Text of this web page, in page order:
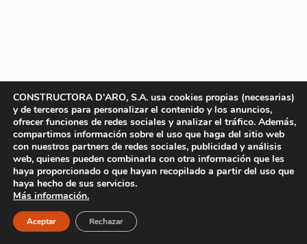
CONSTRUCTORA D'ARO, S.A. usa cookies propias (necesarias)
y de terceros para personalizar el contenido y los anuncios,
ofrecer funciones de redes sociales y analizar el tráfico. Además,
compartimos información sobre el uso que haga del sitio web
con nuestros partners de redes sociales, publicidad y análisis
web, quienes pueden combinarla con otra información que les
haya proporcionado o que hayan recopilado a partir del uso que
haya hecho de sus servicios.
Más información.
Aceptar Rechazar